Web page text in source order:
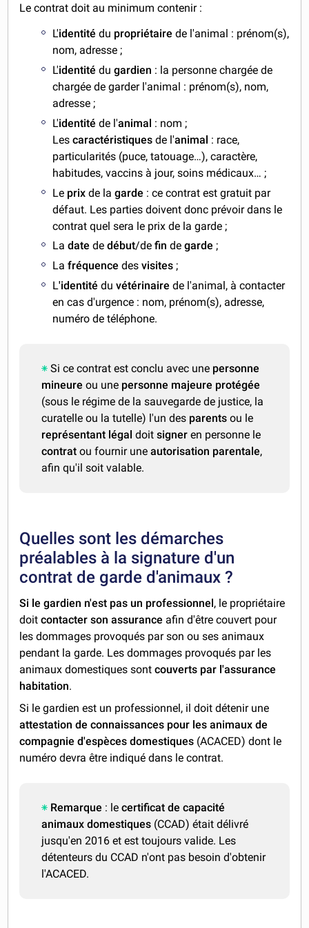
Le contrat doit au minimum contenir :
L'identitédu propriétaire de l'animal : prénom(s),
nom, adresse ;
L'identité dugardien : la personne chargée de
chargée de garder l'animal : prénom(s), nom,
adresse ;
L'identité de l'animal : nom ;
Lescaractéristiquesde l'animal : race,
particularités (puce, tatouage…), caractère,
habitudes, vaccins à jour, soins médicaux… ;
Le prix de lagarde : ce contrat est gratuit par
défaut. Les parties doivent donc prévoir dans le
contrat quel sera le prix de la garde ;
Ladatededébut/defin de garde ;
La fréquencedesvisites ;
L'identitéduvétérinaire de l'animal, à contacter
en cas d'urgence : nom, prénom(s), adresse,
numéro de téléphone.
Si ce contrat est conclu avec une personne
mineure ou une personne majeure protégée
(sous le régime de la sauvegarde de justice, la
curatelle ou la tutelle) l'un des parents ou le
représentant légaldoitsigner en personne le
contrat ou fournir une autorisation parentale,
afin qu'il soit valable.
Quelles sont les démarches
préalables à la signature d'un
contrat de garde d'animaux ?
Si le gardien n'est pas un professionnel, le propriétaire
doitcontacter son assurance afin d'être couvert pour
les dommages provoqués par son ou ses animaux
pendant la garde. Les dommages provoqués par les
animaux domestiques sont couverts par l'assurance
habitation.
Si le gardien est un professionnel, il doit détenir une
attestation de connaissances pour les animaux de
compagnie d'espèces domestiques (ACACED) dont le
numéro devra être indiqué dans le contrat.
Remarque : lecertificat de capacité
animaux domestiques (CCAD) était délivré
jusqu'en 2016 et est toujours valide. Les
détenteurs du CCAD n'ont pas besoin d'obtenir
l'ACACED.